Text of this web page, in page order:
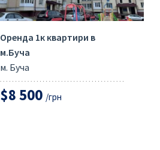
Оренда 1к квартири в
м.Буча
м. Буча
$8 500 /грн